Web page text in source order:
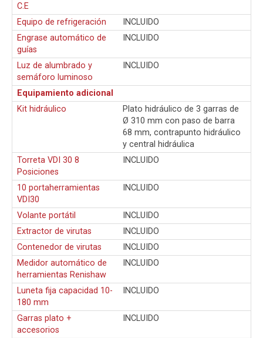
C.E
Equipo de refrigeración
INCLUIDO
Engrase automático de
guías
INCLUIDO
Luz de alumbrado y
semáforo luminoso
INCLUIDO
Equipamiento adicional
Kit hidráulico
Plato hidráulico de 3 garras de
Ø 310 mm con paso de barra
68 mm, contrapunto hidráulico
y central hidráulica
Torreta VDI 30 8
Posiciones
INCLUIDO
10 portaherramientas
VDI30
INCLUIDO
Volante portátil
INCLUIDO
Extractor de virutas
INCLUIDO
Contenedor de virutas
INCLUIDO
Medidor automático de
herramientas Renishaw
INCLUIDO
Luneta fija capacidad 10-
180 mm
INCLUIDO
Garras plato +
accesorios
INCLUIDO